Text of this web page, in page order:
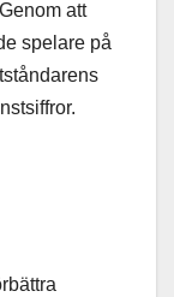
att
spelare på